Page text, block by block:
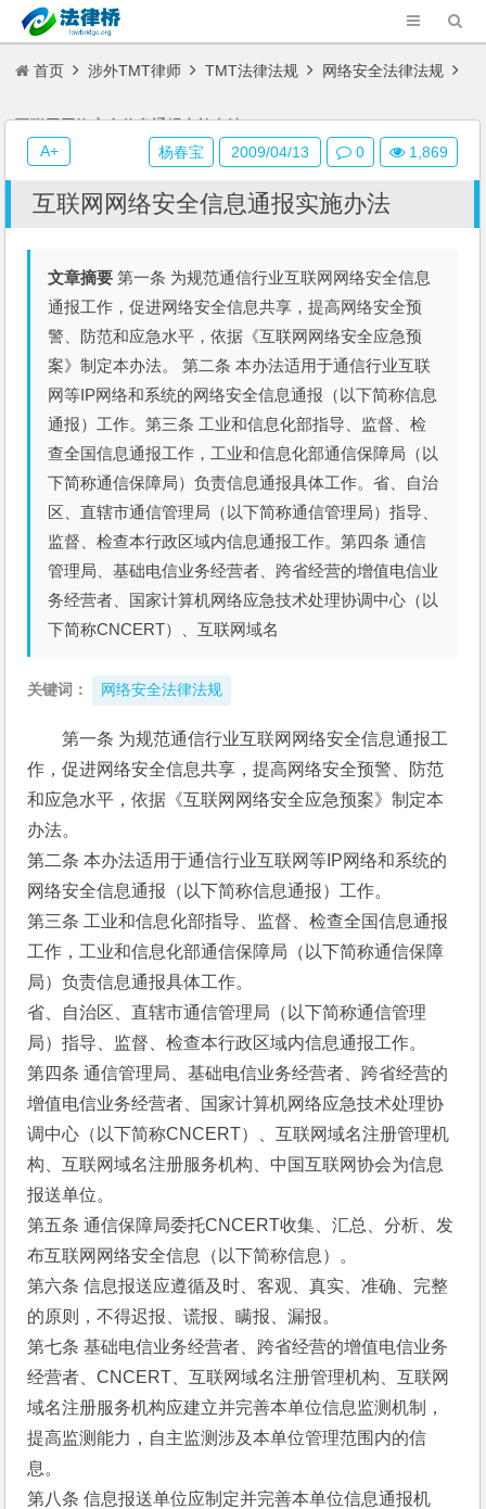
首页 涉外TMT律师 TMT法律法规 网络安全法律法规
互联网网络安全信息通报实施办法
互联网网络安全信息通报实施办法
文章摘要 第一条 为规范通信行业互联网网络安全信息
通报工作，促进网络安全信息共享，提高网络安全预
警、防范和应急水平，依据《互联网网络安全应急预
案》制定本办法。 第二条 本办法适用于通信行业互联
网等IP网络和系统的网络安全信息通报（以下简称信息
通报）工作。第三条 工业和信息化部指导、监督、检
查全国信息通报工作，工业和信息化部通信保障局（以
下简称通信保障局）负责信息通报具体工作。省、自治
区、直辖市通信管理局（以下简称通信管理局）指导、
监督、检查本行政区域内信息通报工作。第四条 通信
管理局、基础电信业务经营者、跨省经营的增值电信业
务经营者、国家计算机网络应急技术处理协调中心（以
下简称CNCERT）、互联网域名
关键词： 网络安全法律法规
第一条 为规范通信行业互联网网络安全信息通报工
作，促进网络安全信息共享，提高网络安全预警、防范
和应急水平，依据《互联网网络安全应急预案》制定本
办法。
第二条 本办法适用于通信行业互联网等IP网络和系统的
网络安全信息通报（以下简称信息通报）工作。
第三条 工业和信息化部指导、监督、检查全国信息通报
工作，工业和信息化部通信保障局（以下简称通信保障
局）负责信息通报具体工作。
省、自治区、直辖市通信管理局（以下简称通信管理
局）指导、监督、检查本行政区域内信息通报工作。
第四条 通信管理局、基础电信业务经营者、跨省经营的
增值电信业务经营者、国家计算机网络应急技术处理协
调中心（以下简称CNCERT）、互联网域名注册管理机
构、互联网域名注册服务机构、中国互联网协会为信息
报送单位。
第五条 通信保障局委托CNCERT收集、汇总、分析、发
布互联网网络安全信息（以下简称信息）。
第六条 信息报送应遵循及时、客观、真实、准确、完整
的原则，不得迟报、谎报、瞒报、漏报。
第七条 基础电信业务经营者、跨省经营的增值电信业务
经营者、CNCERT、互联网域名注册管理机构、互联网
域名注册服务机构应建立并完善本单位信息监测机制，
提高监测能力，自主监测涉及本单位管理范围内的信
息。
第八条 信息报送单位应制定并完善本单位信息通报机
杨春宝 2009/04/13 0 1,869
A+